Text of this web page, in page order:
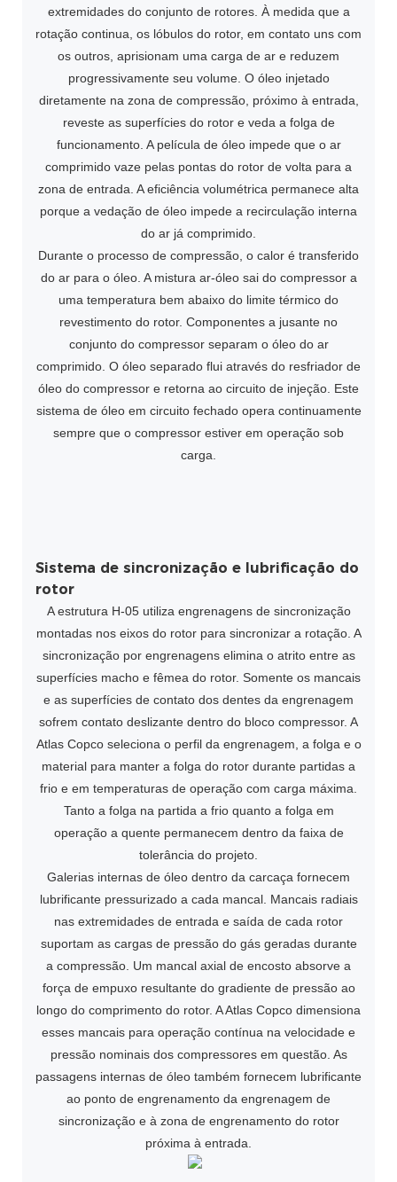
extremidades do conjunto de rotores. À medida que a
rotação continua, os lóbulos do rotor, em contato uns com
os outros, aprisionam uma carga de ar e reduzem
progressivamente seu volume. O óleo injetado
diretamente na zona de compressão, próximo à entrada,
reveste as superfícies do rotor e veda a folga de
funcionamento. A película de óleo impede que o ar
comprimido vaze pelas pontas do rotor de volta para a
zona de entrada. A eficiência volumétrica permanece alta
porque a vedação de óleo impede a recirculação interna
do ar já comprimido.
Durante o processo de compressão, o calor é transferido
do ar para o óleo. A mistura ar-óleo sai do compressor a
uma temperatura bem abaixo do limite térmico do
revestimento do rotor. Componentes a jusante no
conjunto do compressor separam o óleo do ar
comprimido. O óleo separado flui através do resfriador de
óleo do compressor e retorna ao circuito de injeção. Este
sistema de óleo em circuito fechado opera continuamente
sempre que o compressor estiver em operação sob
carga.
Sistema de sincronização e lubrificação do
rotor
A estrutura H-05 utiliza engrenagens de sincronização
montadas nos eixos do rotor para sincronizar a rotação. A
sincronização por engrenagens elimina o atrito entre as
superfícies macho e fêmea do rotor. Somente os mancais
e as superfícies de contato dos dentes da engrenagem
sofrem contato deslizante dentro do bloco compressor. A
Atlas Copco seleciona o perfil da engrenagem, a folga e o
material para manter a folga do rotor durante partidas a
frio e em temperaturas de operação com carga máxima.
Tanto a folga na partida a frio quanto a folga em
operação a quente permanecem dentro da faixa de
tolerância do projeto.
Galerias internas de óleo dentro da carcaça fornecem
lubrificante pressurizado a cada mancal. Mancais radiais
nas extremidades de entrada e saída de cada rotor
suportam as cargas de pressão do gás geradas durante
a compressão. Um mancal axial de encosto absorve a
força de empuxo resultante do gradiente de pressão ao
longo do comprimento do rotor. A Atlas Copco dimensiona
esses mancais para operação contínua na velocidade e
pressão nominais dos compressores em questão. As
passagens internas de óleo também fornecem lubrificante
ao ponto de engrenamento da engrenagem de
sincronização e à zona de engrenamento do rotor
próxima à entrada.